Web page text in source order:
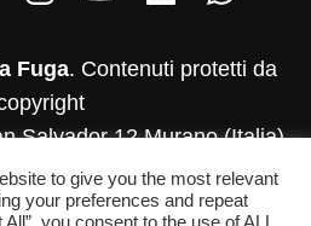
Fuga. Contenuti protetti da
Salvador 12 Murano (Italia)
346-952-4500
to give you the most relevant
your preferences and repeat